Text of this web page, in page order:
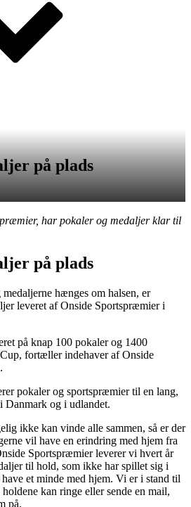
på plads
har pokaler og medaljer klar til
på plads
hænges om halsen, er
leveret af Onside Sportspræmier i
på knap 100 pokaler og 1400
fortæller indehaver af Onside
pokaler og sportspræmier til en lang,
Danmark og i udlandet.
ikke kan vinde alle sammen, så er der
vil have en erindring med hjem fra
Sportspræmier leverer vi hvert år
til hold, som ikke har spillet sig i
et minde med hjem. Vi er i stand til
kan ringe eller sende en mail,
på.